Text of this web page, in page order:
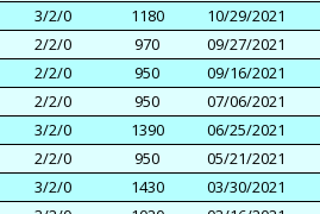
3/2/0 1180
10/29/2021
2/2/0 970
09/27/2021
2/2/0 950
09/16/2021
2/2/0 950
07/06/2021
3/2/0 1390
06/25/2021
2/2/0 950
05/21/2021
3/2/0 1430
03/30/2021